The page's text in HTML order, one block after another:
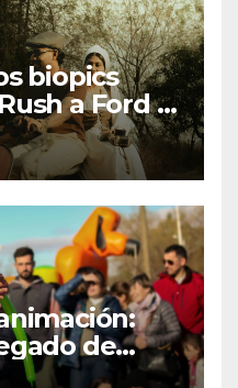
biopics
a Ford v
de